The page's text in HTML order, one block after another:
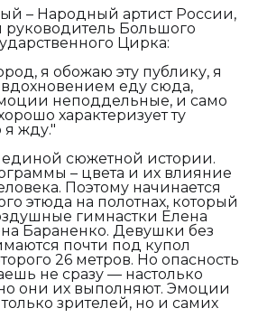
– Народный артист России,
Большого
Цирка:
я обожаю эту публику, я
еду сюда,
неподдельные, и само
характеризует ту
я жду."
единой сюжетной истории.
– цвета и их влияние
Поэтому начинается
этюда на полотнах, который
гимнастки Елена
Бараненко. Девушки без
почти под купол
26 метров. Но опасность
не сразу — настолько
они их выполняют. Эмоции
зрителей, но и самих